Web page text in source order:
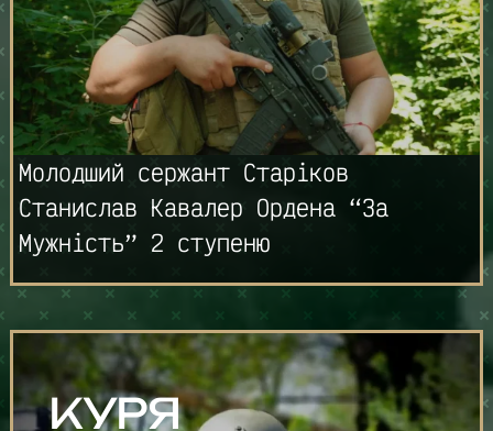
Молодший сержант Старіков
Станислав Кавалер Ордена “За
Мужність” 2 ступеню
КУРЯ